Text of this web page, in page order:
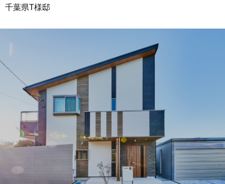
千葉県T様邸